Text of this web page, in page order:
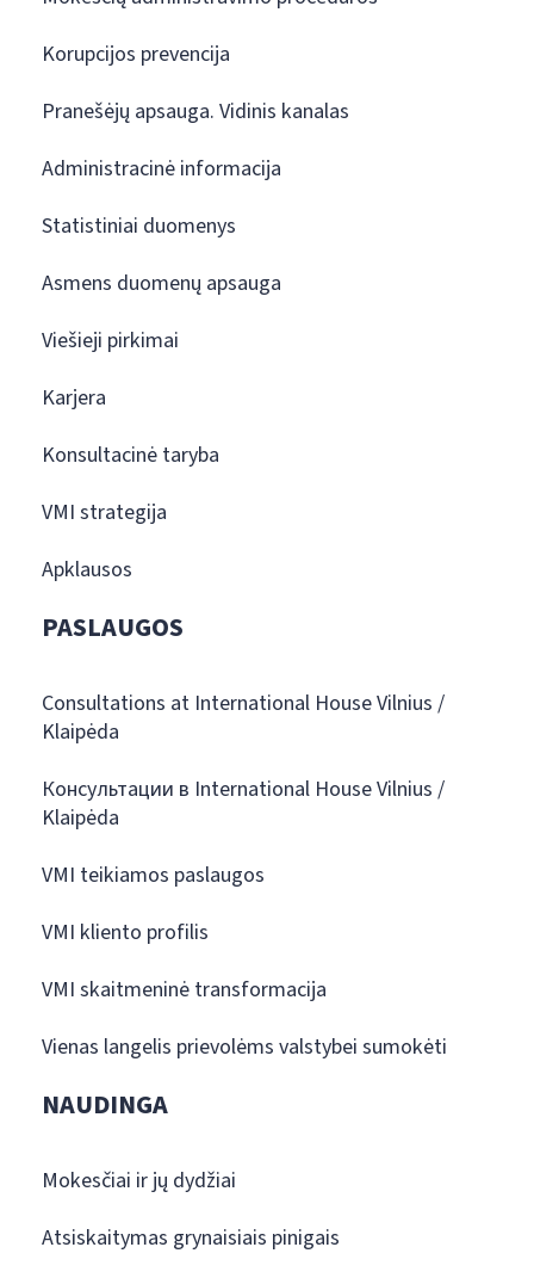
Korupcijos prevencija
Pranešėjų apsauga. Vidinis kanalas
Administracinė informacija
Statistiniai duomenys
Asmens duomenų apsauga
Viešieji pirkimai
Karjera
Konsultacinė taryba
VMI strategija
Apklausos
PASLAUGOS
Consultations at International House Vilnius /
Klaipėda
Консультации в International House Vilnius /
Klaipėda
VMI teikiamos paslaugos
VMI kliento profilis
VMI skaitmeninė transformacija
Vienas langelis prievolėms valstybei sumokėti
NAUDINGA
Mokesčiai ir jų dydžiai
Atsiskaitymas grynaisiais pinigais